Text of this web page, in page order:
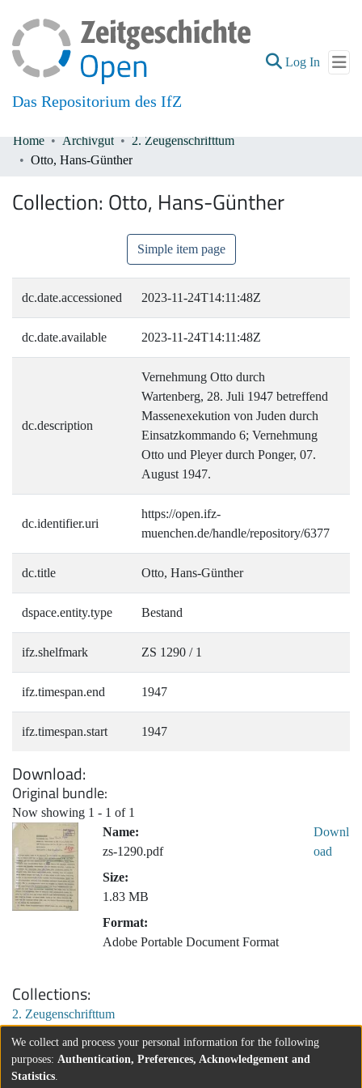
Das Repositorium des IfZ
Log In (current)
Communities & Collections
Home Archivgut
2. Zeugenschrifttum
Otto, Hans-Günther
Collection: Otto, Hans-Günther
Simple item page
dc.date.accessioned 2023-11-24T14:11:48Z
dc.date.available 2023-11-24T14:11:48Z
dc.description
Vernehmung Otto durch
Wartenberg, 28. Juli 1947 betreffend
Massenexekution von Juden durch
Einsatzkommando 6; Vernehmung
Otto und Pleyer durch Ponger, 07.
August 1947.
dc.identifier.uri
https://open.ifz-
muenchen.de/handle/repository/6377
dc.title Otto, Hans-Günther
dspace.entity.type Bestand
ifz.shelfmark ZS 1290 / 1
ifz.timespan.end 1947
ifz.timespan.start 1947
Download
Original bundle
Now showing 1 - 1 of 1
Name:
zs-1290.pdf
Size:
1.83 MB
Format:
Adobe Portable Document Format
Downl
oad
Collections
2. Zeugenschrifttum
We collect and process your personal information for the following
purposes: Authentication, Preferences, Acknowledgement and
Statistics